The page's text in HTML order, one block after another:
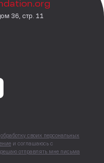
36, стр. 11
обработку своих персональных
и соглашаюсь с
отправлять мне письма